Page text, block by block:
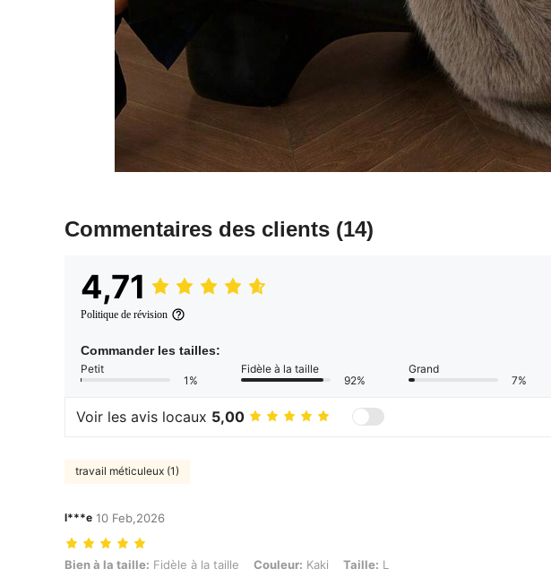
Commentaires des clients (14)
4,71
Politique de révision
Commander les tailles:
Petit
1%
Fidèle à la taille
92%
Grand
7%
Voir les avis locaux 5,00
travail méticuleux (1)
l***e 10 Feb,2026
Bien à la taille: Fidèle à la taille, Couleur: Kaki, Taille: L
Bien à la taille: Fidèle à la taille Couleur: Kaki Taille: L